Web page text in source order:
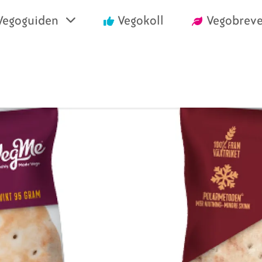
Vegokoll
recept Vegansk mat i
Handla vego
konsumentlistor Vanliga frågor
certifieringar